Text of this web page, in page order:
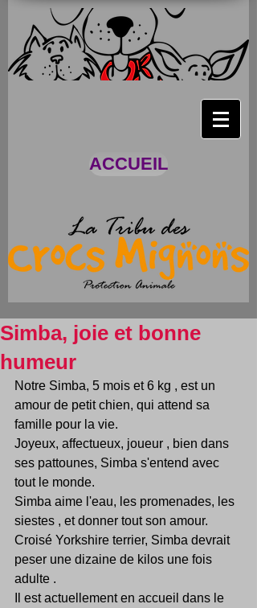
ACCUEIL
Simba, joie et bonne
humeur
Notre Simba, 5 mois et 6 kg , est un
amour de petit chien, qui attend sa
famille pour la vie.
Joyeux, affectueux, joueur , bien dans
ses pattounes, Simba s'entend avec
tout le monde.
Simba aime l'eau, les promenades, les
siestes , et donner tout son amour.
Croisé Yorkshire terrier, Simba devrait
peser une dizaine de kilos une fois
adulte .
Il est actuellement en accueil dans le